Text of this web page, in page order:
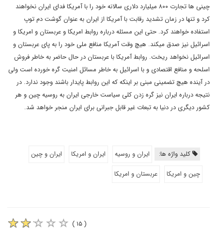
چینی ها تجارت ۸۰۰ میلیارد دلاری سالانه خود را با آمریکا فدای ایران نخواهند
کرد و تنها در زمان تشدید رقابت با آمریکا از ایران به عنوان گوشت دم توپ
استفاده خواهند کرد. حتی این مسئله درباره روابط امریکا و عربستان و امریکا و
اسرائیل نیز صدق میکند. هیچ وقت آمریکا منافع ملی خود را به پای عربستان و
اسرائیل نخواهد ریخت. روابط آمریکا با عربستان در حال حاضر به خاطر فروش
اسلحه و منافع اقتصادی و با اسرائیل به خاطر مسائل امنیت گره خورده است ولی
در آینده هیچ تضمینی مبنی بر اینکه که این روابط پایدار باشند وجود ندارد. در
نتیجه درباره ایران نیز گره زدن کلی سیاست خارجی ایران به روسیه چین و هر
کشور دیگری در دنیا به تبعات غیر قابل جبرانی برای ایران منجر خواهد شد.
کلید واژه ها: ایران و روسیه ایران و امریکا
ایران و چین
چین و امریکا
عربستان و امریکا
( ۱۵ )